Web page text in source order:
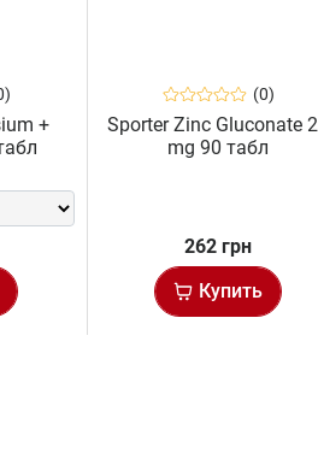
+
(0)
Sporter Zinc Gluconate
mg 90 табл
262 грн
Купить